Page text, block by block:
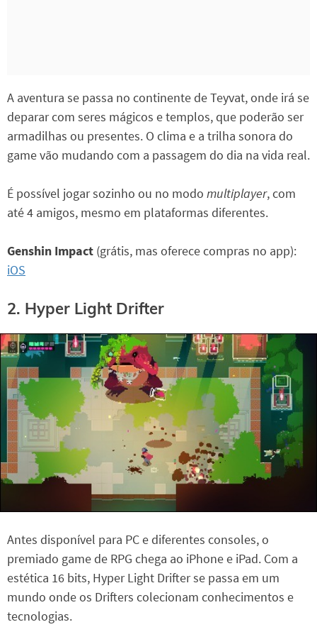
A aventura se passa no continente de Teyvat, onde irá se
deparar com seres mágicos e templos, que poderão ser
armadilhas ou presentes. O clima e a trilha sonora do
game vão mudando com a passagem do dia na vida real.
É possível jogar sozinho ou no modo multiplayer, com
até 4 amigos, mesmo em plataformas diferentes.
Genshin Impact (grátis, mas oferece compras no app):
iOS
2. Hyper Light Drifter
Antes disponível para PC e diferentes consoles, o
premiado game de RPG chega ao iPhone e iPad. Com a
estética 16 bits, Hyper Light Drifter se passa em um
mundo onde os Drifters colecionam conhecimentos e
tecnologias.